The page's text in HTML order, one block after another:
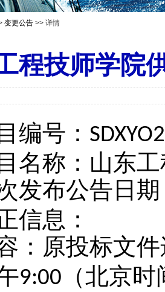
变更公告 >> 详情
程技师学院
编号：
名称： 山东
发布公告日
信息：
：原投标文
9:00 （北京